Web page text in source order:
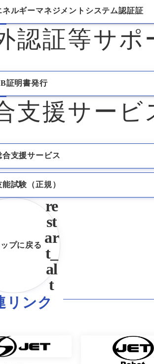
ネルギーマネジメントシステム認証証
認証等サポ
証明書発行
支援サービ
合支援サービス
能試験（正規）
プに戻る
リンク